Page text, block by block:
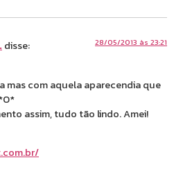
disse: 28/05/2013 às 23:21
mas com aquela aparecendia que
assim, tudo tão lindo. Amei!